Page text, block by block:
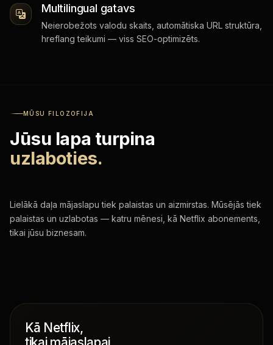
Multilingual gatavs
Neierobežots valodu skaits, automātiska URL struktūra,
hreflang teikumi — viss SEO-optimizēts.
MŪSU FILOZOFIJA
Jūsu lapa turpina
uzlaboties.
Lielākā daļa mājaslapu tiek palaistas un aizmirstas. Mūsējās tiek
palaistas un uzlabotas — katru mēnesi, kā Netflix abonements,
tikai jūsu biznesam.
Kā Netflix,